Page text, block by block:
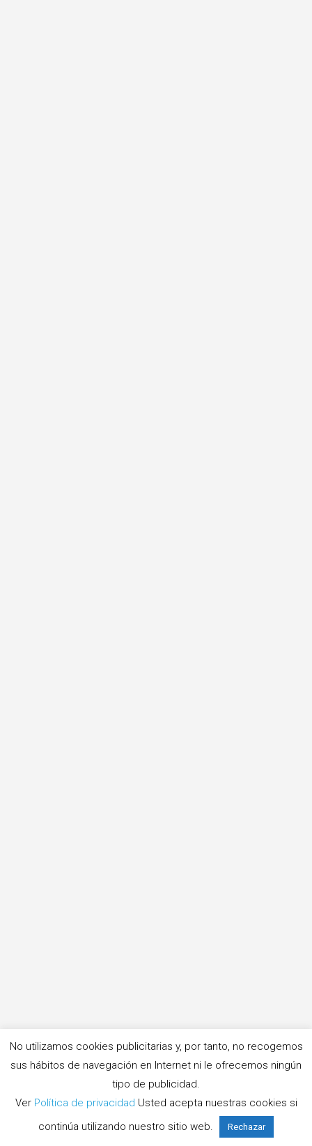
No utilizamos cookies publicitarias y, por tanto, no recogemos
sus hábitos de navegación en Internet ni le ofrecemos ningún
tipo de publicidad.
Ver Política de privacidad Usted acepta nuestras cookies si
continúa utilizando nuestro sitio web.
Rechazar